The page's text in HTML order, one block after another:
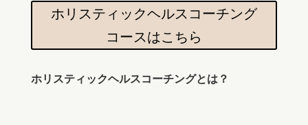
ホリスティックヘルスコーチング
コースはこちら
ホリスティックヘルスコーチングとは？